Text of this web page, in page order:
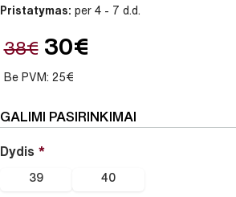
Pristatymas: per 4 - 7 d.d.
38€ 30€
Be PVM: 25€
GALIMI PASIRINKIMAI
Dydis
39 40